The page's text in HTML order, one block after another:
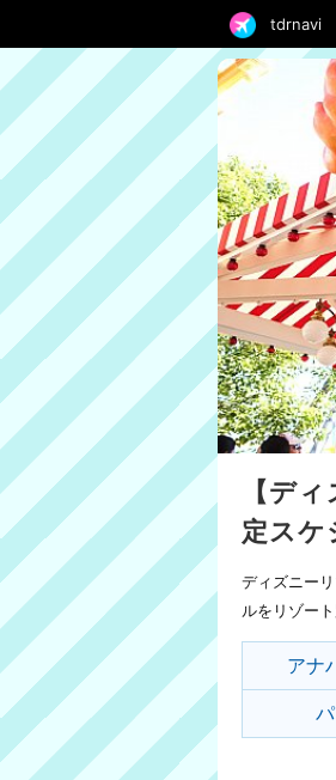
tdrnavi
【デ
定ス
ディズニー
ルをリゾー
アナ